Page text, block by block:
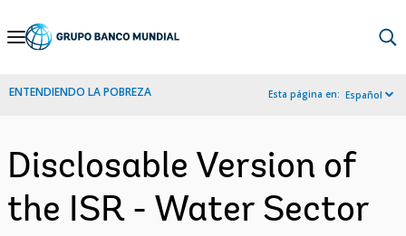
Skip
Navigation
ENTENDIENDO LA POBREZA Esta página en: Español
Disclosable Version of
the ISR - Water Sector